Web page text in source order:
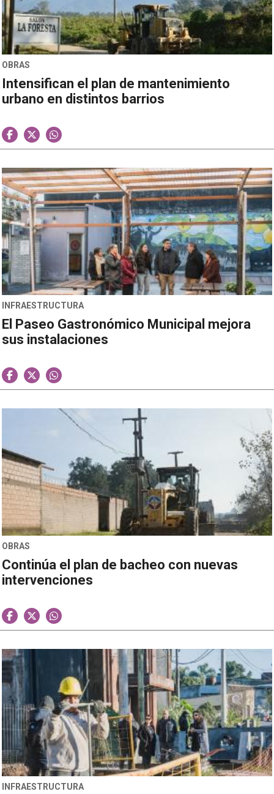
OBRAS
Intensifican el plan de mantenimiento
urbano en distintos barrios
INFRAESTRUCTURA
El Paseo Gastronómico Municipal mejora
sus instalaciones
OBRAS
Continúa el plan de bacheo con nuevas
intervenciones
INFRAESTRUCTURA